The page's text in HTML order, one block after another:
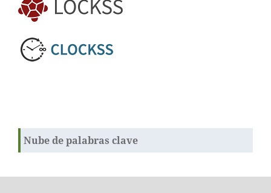
Nube de palabras clave